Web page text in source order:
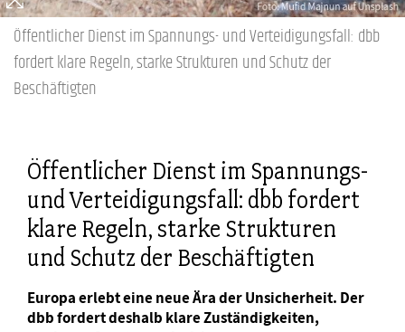
Öffentlicher Dienst im Spannungs- und Verteidigungsfall: dbb
fordert klare Regeln, starke Strukturen und Schutz der
Beschäftigten
Öffentlicher Dienst im Spannungs-
und Verteidigungsfall: dbb fordert
klare Regeln, starke Strukturen
und Schutz der Beschäftigten
Europa erlebt eine neue Ära der Unsicherheit. Der
dbb fordert deshalb klare Zuständigkeiten,